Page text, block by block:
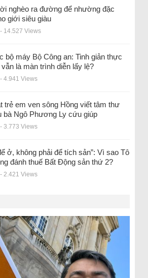
nghèo ra đường để nhường đặc
giới siêu giàu
- 14.527 Views
bộ máy Bộ Công an: Tinh giản thực
là màn trình diễn lấy lệ?
- 4.941 Views
trẻ em ven sông Hồng viết tâm thư
bà Ngô Phương Ly cứu giúp
- 3.773 Views
ở, không phải để tích sản”: Vì sao Tô
đánh thuế Bất Động sản thứ 2?
- 2.421 Views